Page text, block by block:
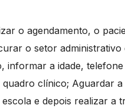
o agendamento, o
o setor administrativo
informar a idade,
clínico; Aguardar a
e depois realizar a